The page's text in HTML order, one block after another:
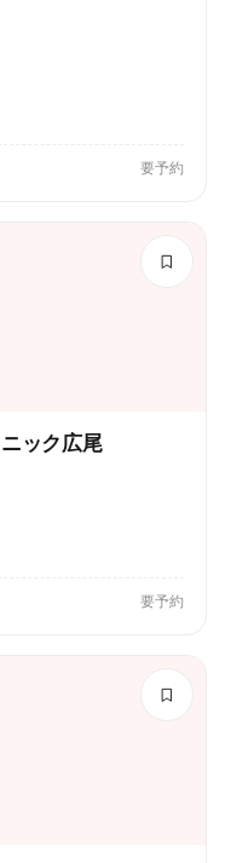
要予約
ック広尾
要予約